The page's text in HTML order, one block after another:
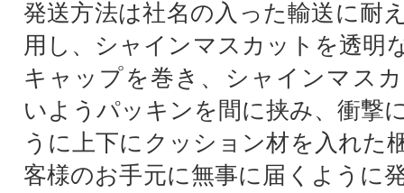
発送方法は社名の入った輸送に耐
用し、シャインマスカットを透明
キャップを巻き、シャインマス
いようパッキンを間に挟み、衝撃
うに上下にクッション材を入れた
客様のお手元に無事に届くように